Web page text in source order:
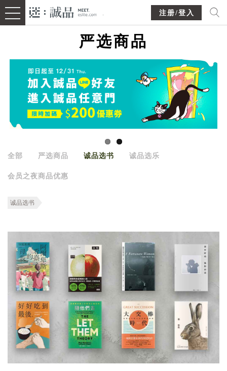
注册/登入
严选商品
全部 严选商品 诚品选书 诚品选乐
会员之夜商品优惠
诚品选书